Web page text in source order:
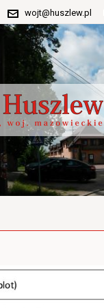
wojt@huszlew.pl